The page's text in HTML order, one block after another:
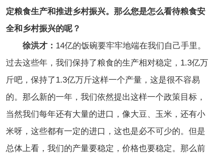
定粮食生产和推进乡村振兴。那么您是怎么看待粮食安
全和乡村振兴的呢？
徐洪才： 14亿的饭碗要牢牢地端在我们自己手里。
过去这些年，我们保持了粮食的生产相对稳定，1.3亿万
斤吧，保持了1.3亿万斤这样一个产量，这是很不容易
的。那么新的一年，我们依然提出这样一个政策目标，
当然我们每年还有大量的进口，像大豆、玉米，还有小
米呀，这些都有一定的进口，这也是必不可少的。但是
总体上看，我们的产量要稳定，价格也要稳定。那么前